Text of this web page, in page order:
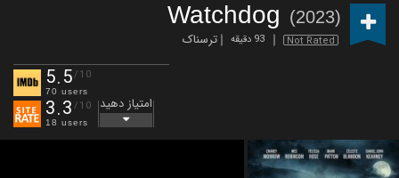
Watchdog (2023)
Not Rated 93 دقیقه ترسناک
5.5/10
70 users
3.3 /10
18 users
امتیاز دهید